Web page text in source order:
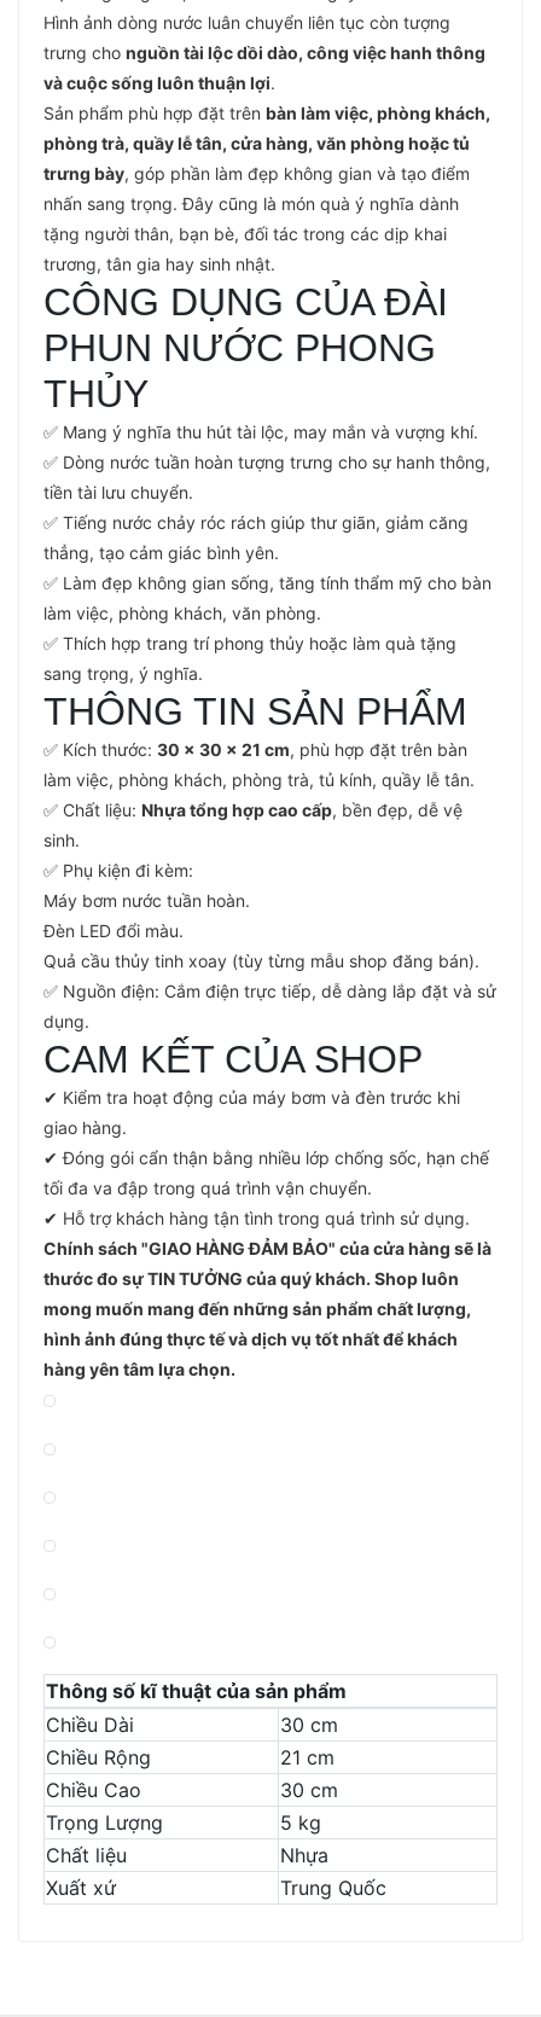
Hình ảnh dòng nước luân chuyển liên tục còn tượng
trưng cho nguồn tài lộc dồi dào, công việc hanh thông
và cuộc sống luôn thuận lợi.
Sản phẩm phù hợp đặt trên bàn làm việc, phòng khách,
phòng trà, quầy lễ tân, cửa hàng, văn phòng hoặc tủ
trưng bày, góp phần làm đẹp không gian và tạo điểm
nhấn sang trọng. Đây cũng là món quà ý nghĩa dành
tặng người thân, bạn bè, đối tác trong các dịp khai
trương, tân gia hay sinh nhật.
CÔNG DỤNG CỦA ĐÀI
PHUN NƯỚC PHONG
THỦY
✅ Mang ý nghĩa thu hút tài lộc, may mắn và vượng khí.
✅ Dòng nước tuần hoàn tượng trưng cho sự hanh thông,
tiền tài lưu chuyển.
✅ Tiếng nước chảy róc rách giúp thư giãn, giảm căng
thẳng, tạo cảm giác bình yên.
✅ Làm đẹp không gian sống, tăng tính thẩm mỹ cho bàn
làm việc, phòng khách, văn phòng.
✅ Thích hợp trang trí phong thủy hoặc làm quà tặng
sang trọng, ý nghĩa.
THÔNG TIN SẢN PHẨM
✅ Kích thước: 30 x 30 x 21 cm, phù hợp đặt trên bàn
làm việc, phòng khách, phòng trà, tủ kính, quầy lễ tân.
✅ Chất liệu: Nhựa tổng hợp cao cấp, bền đẹp, dễ vệ
sinh.
✅ Phụ kiện đi kèm:
Máy bơm nước tuần hoàn.
Đèn LED đổi màu.
Quả cầu thủy tinh xoay (tùy từng mẫu shop đăng bán).
✅ Nguồn điện: Cắm điện trực tiếp, dễ dàng lắp đặt và sử
dụng.
CAM KẾT CỦA SHOP
✔ Kiểm tra hoạt động của máy bơm và đèn trước khi
giao hàng.
✔ Đóng gói cẩn thận bằng nhiều lớp chống sốc, hạn chế
tối đa va đập trong quá trình vận chuyển.
✔ Hỗ trợ khách hàng tận tình trong quá trình sử dụng.
Chính sách "GIAO HÀNG ĐẢM BẢO" của cửa hàng sẽ là
thước đo sự TIN TƯỞNG của quý khách. Shop luôn
mong muốn mang đến những sản phẩm chất lượng,
hình ảnh đúng thực tế và dịch vụ tốt nhất để khách
hàng yên tâm lựa chọn.
Thông số kĩ thuật của sản phẩm
Chiều Dài
30 cm
Chiều Rộng
21 cm
Chiều Cao
30 cm
Trọng Lượng
5 kg
Chất liệu
Nhựa
Xuất xứ
Trung Quốc